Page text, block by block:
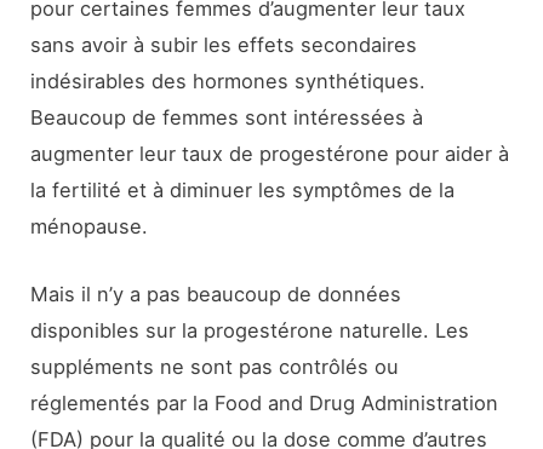
pour certaines femmes d’augmenter leur taux
sans avoir à subir les effets secondaires
indésirables des hormones synthétiques.
Beaucoup de femmes sont intéressées à
augmenter leur taux de progestérone pour aider à
la fertilité et à diminuer les symptômes de la
ménopause.
Mais il n’y a pas beaucoup de données
disponibles sur la progestérone naturelle. Les
suppléments ne sont pas contrôlés ou
réglementés par la Food and Drug Administration
(FDA) pour la qualité ou la dose comme d’autres